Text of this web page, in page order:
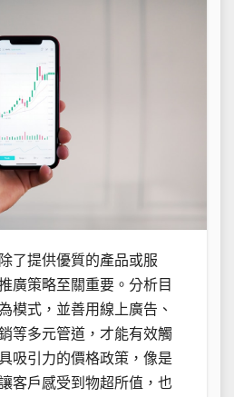
了提供優質的產品或服
廣策略至關重要。分析目
模式，並善用線上廣告、
等多元管道，才能有效觸
吸引力的價格政策，像是
客戶感受到物超所值，也